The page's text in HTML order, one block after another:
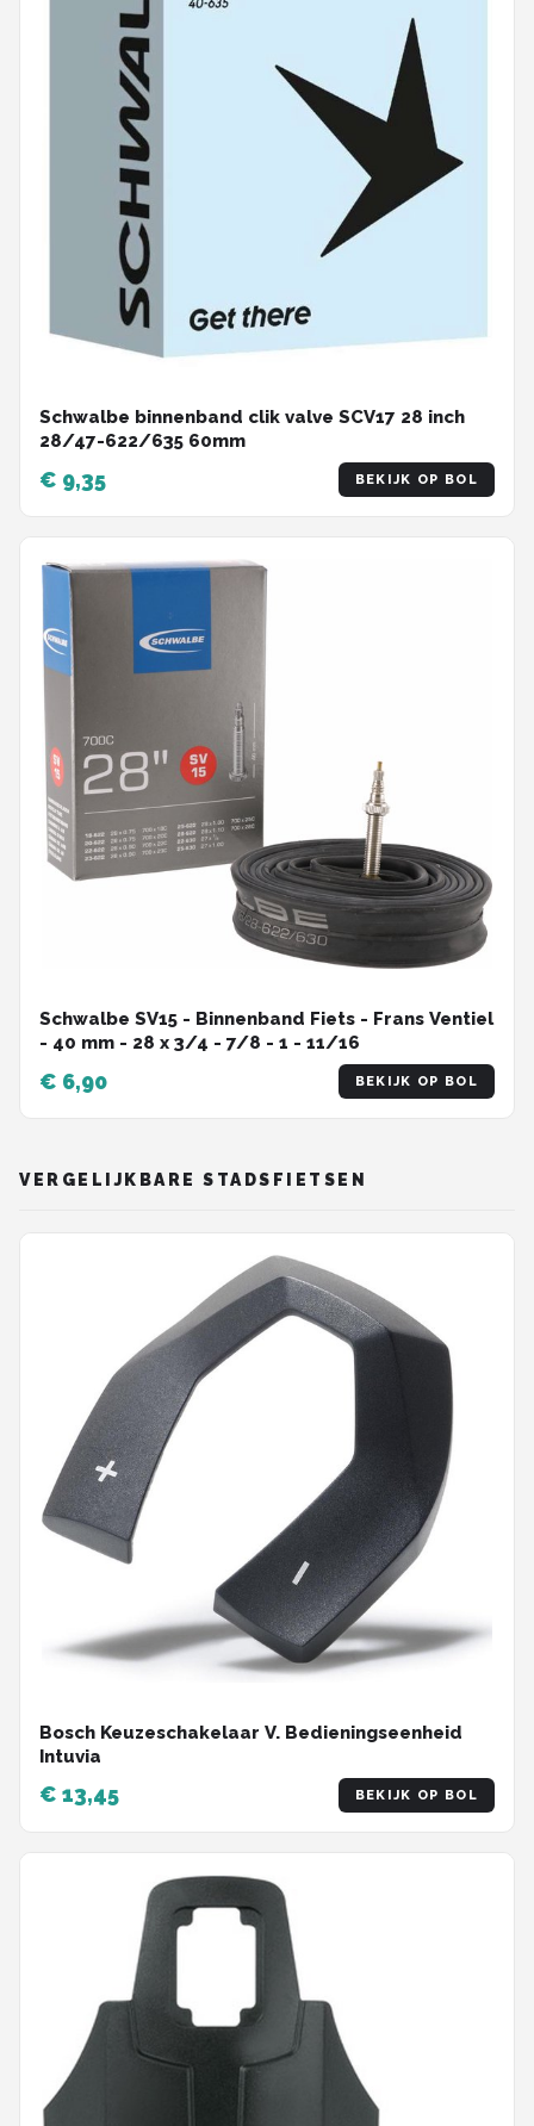
Schwalbe binnenband clik valve SCV17 28 inch
28/47-622/635 60mm
€ 9,35 BEKIJK OP BOL
Schwalbe SV15 - Binnenband Fiets - Frans Ventiel
- 40 mm - 28 x 3/4 - 7/8 - 1 - 11/16
€ 6,90 BEKIJK OP BOL
VERGELIJKBARE STADSFIETSEN
Bosch Keuzeschakelaar V. Bedieningseenheid
Intuvia
€ 13,45 BEKIJK OP BOL